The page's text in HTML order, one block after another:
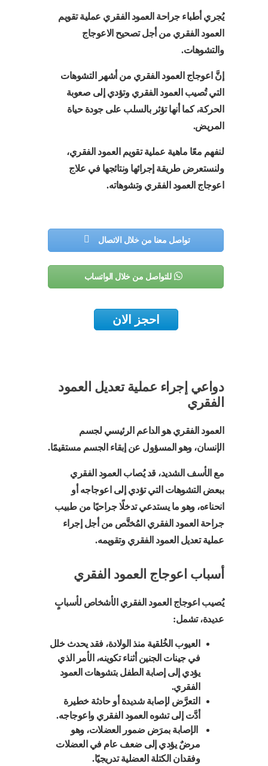
يُجري أطباء جراحة العمود الفقري عملية تقويم
العمود الفقري من أجل تصحيح الاعوجاج
والتشوهات.
إنَّ اعوجاج العمود الفقري من أشهر التشوهات
التي تُصيب العمود الفقري وتؤدي إلى صعوبة
الحركة، كما أنها تؤثر بالسلب على جودة حياة
المريض.
لنفهم معًا ماهية عملية تقويم العمود الفقري،
ولنستعرض طريقة إجرائها ونتائجها في علاج
اعوجاج العمود الفقري وتشوهاته.
تواصل معنا من خلال الاتصال
للتواصل من خلال الواتساب
احجز الان
دواعي إجراء عملية تعديل العمود
الفقري
العمود الفقري هو الداعم الرئيسي لجسم
الإنسان، وهو المسؤول عن إبقاء الجسم مستقيمًا.
مع الأسف الشديد، قد يُصاب العمود الفقري
ببعض التشوهات التي تؤدي إلى اعوجاجه أو
انحناءه، وهو ما يستدعي تدخلًا جراحيًا من طبيب
جراحة العمود الفقري المُختَّص من أجل إجراء
عملية تعديل العمود الفقري وتقويمه.
أسباب اعوجاج العمود الفقري
يُصيب اعوجاج العمود الفقري الأشخاص لأسبابٍ
عديدة، تشمل:
العيوب الخُلقية منذ الولادة، فقد يحدث خلل
في جينات الجنين أثناء تكوينه، الأمر الذي
يؤدي إلى إصابة الطفل بتشوهات العمود
الفقري.
التعرَّض لإصابة شديدة أو حادثة خطيرة
أدَّت إلى تشوه العمود الفقري واعوجاجه.
الإصابة بمرَض ضمور العضلات، وهو
مرضٌ يؤدي إلى ضعف عام في العضلات
وفقدان الكتلة العضلية تدريجيًا.